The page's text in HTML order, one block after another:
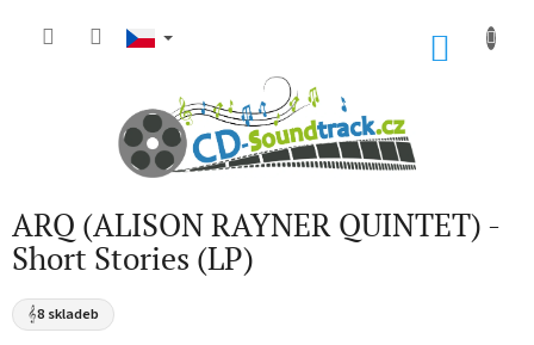
ARQ (ALISON RAYNER QUINTET) -
Short Stories (LP)
𝄞8 skladeb